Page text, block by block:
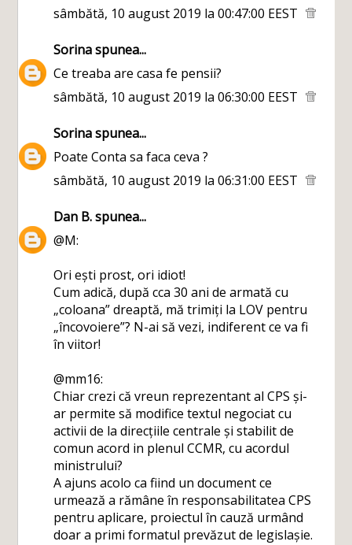
sâmbătă, 10 august 2019 la 00:47:00 EEST
Sorinaspunea...
Ce treaba are casa fe pensii?
sâmbătă, 10 august 2019 la 06:30:00 EEST
Sorinaspunea...
Poate Conta sa faca ceva ?
sâmbătă, 10 august 2019 la 06:31:00 EEST
Dan B.spunea...
@M:
Ori ești prost, ori idiot!
Cum adică, după cca 30 ani de armată cu
„coloana” dreaptă, mă trimiți la LOV pentru
„încovoiere”? N-ai să vezi, indiferent ce va fi
în viitor!
@mm16:
Chiar crezi că vreun reprezentant al CPS și-
ar permite să modifice textul negociat cu
activii de la direcțiile centrale și stabilit de
comun acord in plenul CCMR, cu acordul
ministrului?
A ajuns acolo ca fiind un document ce
urmează a rămâne în responsabilitatea CPS
pentru aplicare, proiectul în cauză urmând
doar a primi formatul prevăzut de legislașie.